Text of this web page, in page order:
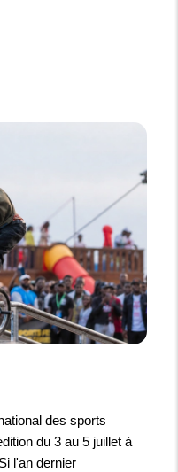
des sports
du 3 au 5 juillet à
l'an dernier